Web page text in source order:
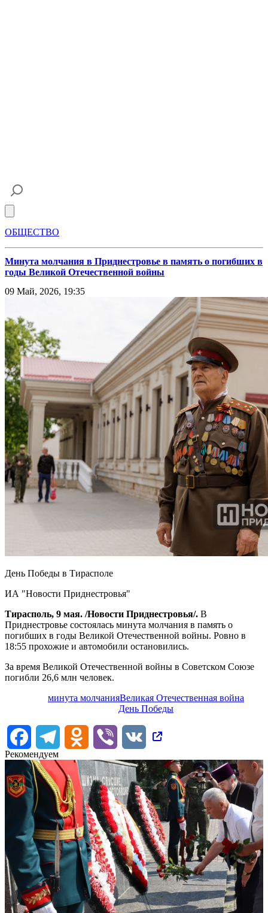
ОБЩЕСТВО
Минута молчания в Приднестровье в память о погибших в
годы Великой Отечественной войны
09 Май, 2026, 19:35
День Победы в Тирасполе
ИА "Новости Приднестровья"
Тирасполь, 9 мая. /Новости Приднестровья/. В
Приднестровье состоялась минута молчания в память о
погибших в годы Великой Отечественной войны. Ровно в
18:55 прохожие и автомобили остановились.
За время Великой Отечественной войны в Советском Союзе
погибли 26,6 млн человек.
минута молчанияВеликая Отечественная война
День Победы
FacebookTelegram Odnoklassniki
Viber
VK
Рекомендуем